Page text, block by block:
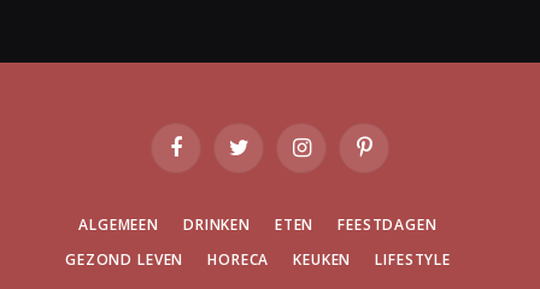
FacebookTwitter InstagramPinterest
ALGEMEEN DRINKEN ETEN
FEESTDAGEN
GEZOND LEVEN
HORECA KEUKEN
LIFESTYLE